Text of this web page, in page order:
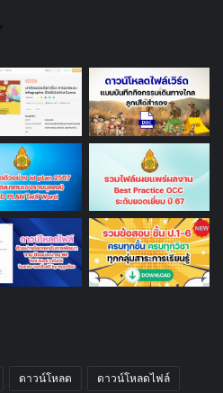
ดาวน์โหลด ดาวน์โหลดไฟล์